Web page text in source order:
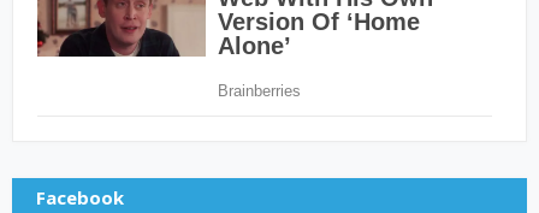
Facebook